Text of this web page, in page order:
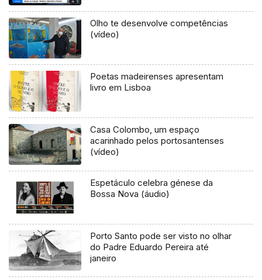
Olho te desenvolve competências
(vídeo)
Poetas madeirenses apresentam
livro em Lisboa
Casa Colombo, um espaço
acarinhado pelos portosantenses
(vídeo)
Espetáculo celebra génese da
Bossa Nova (áudio)
Porto Santo pode ser visto no olhar
do Padre Eduardo Pereira até
janeiro